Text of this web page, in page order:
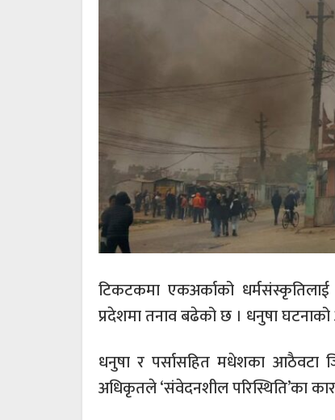
टिकटकमा एकअर्काको
प्रदेशमा तनाव बढेको छ । धनुषा
धनुषा र पर्सासहित मधेशका आठैवटा
अधिकृतले ‘संवेदनशील परिस्थिति’का